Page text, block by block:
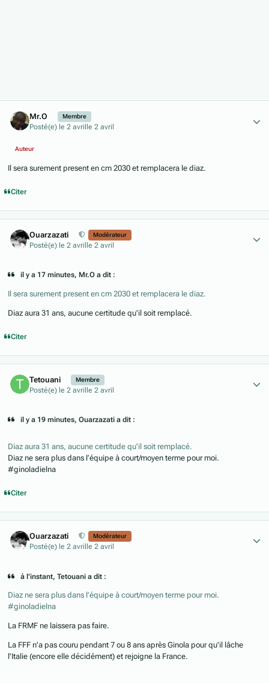
Mr.O Membre
Posté(e) le 2 avril le 2 avril
Auteur
Il sera surement present en cm 2030 et remplacera le diaz.
Citer
Ouarzazati Modérateur
Posté(e) le 2 avril le 2 avril
il y a 17 minutes, Mr.O a dit :
Il sera surement present en cm 2030 et remplacera le diaz.
Diaz aura 31 ans, aucune certitude qu'il soit remplacé.
Citer
Tetouani Membre
Posté(e) le 2 avril le 2 avril
il y a 19 minutes, Ouarzazati a dit :
Diaz aura 31 ans, aucune certitude qu'il soit remplacé.
Diaz ne sera plus dans l’équipe à court/moyen terme pour moi.
#ginoladielna
Citer
Ouarzazati Modérateur
Posté(e) le 2 avril le 2 avril
à l’instant, Tetouani a dit :
Diaz ne sera plus dans l’équipe à court/moyen terme pour moi.
#ginoladielna
La FRMF ne laissera pas faire.
La FFF n'a pas couru pendant 7 ou 8 ans après Ginola pour qu'il lâche
l'Italie (encore elle décidément) et rejoigne la France.